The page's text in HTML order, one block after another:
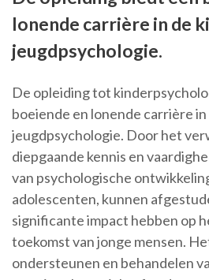
lonende carrière in de
jeugdpsychologie.
De opleiding tot
boeiende en lonende carrière
jeugdpsychologie. Door het
diepgaande kennis en
van psychologische
adolescenten, kunnen
significante impact hebben op
toekomst van jonge mensen.
ondersteunen en behandelen